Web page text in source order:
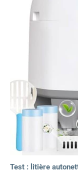
Test : litière